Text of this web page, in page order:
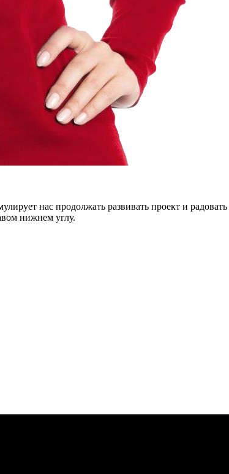
нас продолжать развивать проект и
нижнем углу.